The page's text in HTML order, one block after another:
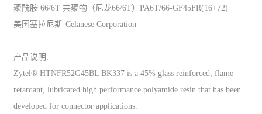
聚酰胺 66/6T 共聚物（尼龙66/6T）PA6T/66-GF45FR(16+72)
美国塞拉尼斯-Celanese Corporation
产品说明:
Zytel® HTNFR52G45BL BK337 is a 45% glass reinforced, flame
retardant, lubricated high performance polyamide resin that has been
developed for connector applications.